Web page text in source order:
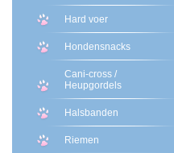
Hard voer
Hondensnacks
Cani-cross /
Heupgordels
Halsbanden
Riemen